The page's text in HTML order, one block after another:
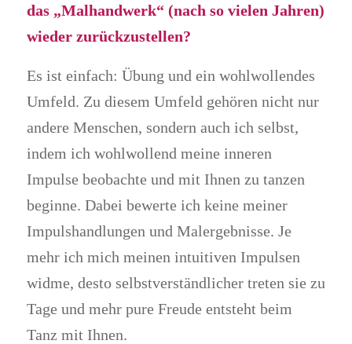
das „Malhandwerk“ (nach so vielen Jahren)
wieder zurückzustellen?
Es ist einfach: Übung und ein wohlwollendes
Umfeld. Zu diesem Umfeld gehören nicht nur
andere Menschen, sondern auch ich selbst,
indem ich wohlwollend meine inneren
Impulse beobachte und mit Ihnen zu tanzen
beginne. Dabei bewerte ich keine meiner
Impulshandlungen und Malergebnisse. Je
mehr ich mich meinen intuitiven Impulsen
widme, desto selbstverständlicher treten sie zu
Tage und mehr pure Freude entsteht beim
Tanz mit Ihnen.